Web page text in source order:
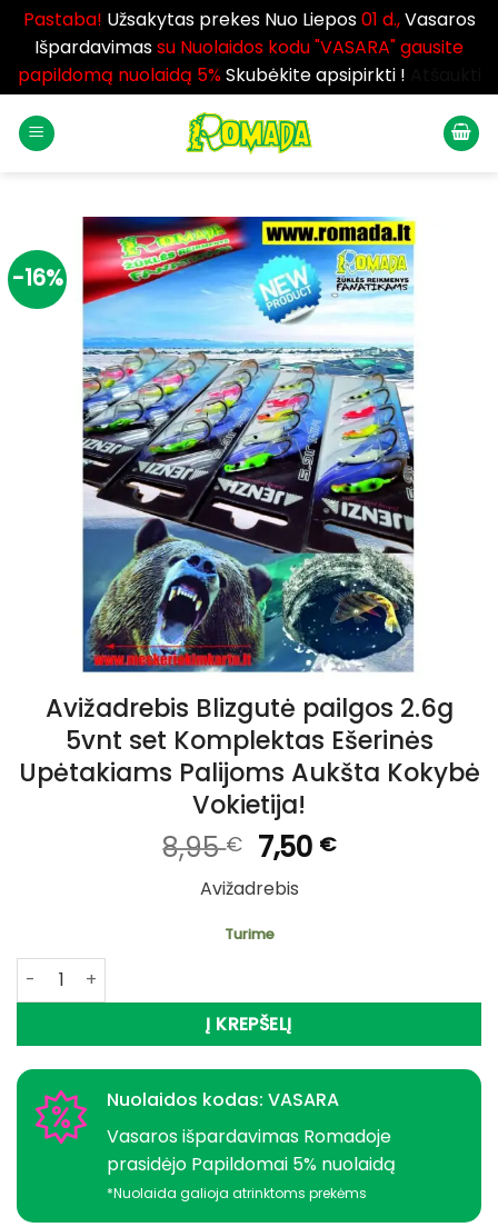
Pastaba! Užsakytas prekes Nuo Liepos01 d.,Vasaros
Išpardavimassu Nuolaidos kodu "VASARA" gausite
papildomą nuolaidą 5%Skubėkite apsipirkti !
-16%
Avižadrebis Blizgutė pailgos 2.6g
5vnt set Komplektas Ešerinės
Upėtakiams Palijoms Aukšta Kokybė
Vokietija!
8,95€ Original
price
was:
8,95 €.
7,50 €Current
Avižadrebis
Turime
produkto kiekis: Avižadrebis Blizgutė pailgos 2.6g 5vnt
Į KREPŠELĮ
Nuolaidos kodas: VASARA
Vasaros išpardavimas Romadoje
prasidėjo Papildomai 5% nuolaidą
*Nuolaida galioja atrinktoms prekėms